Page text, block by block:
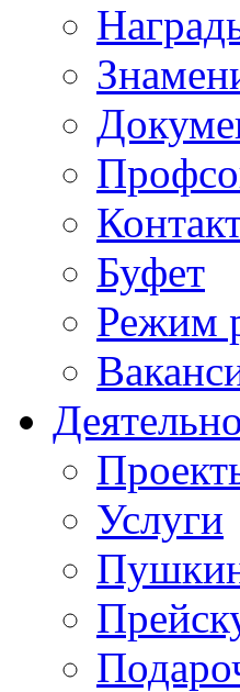
Буфет
Режим
Услуги